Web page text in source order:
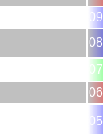
09
08
07
06
05